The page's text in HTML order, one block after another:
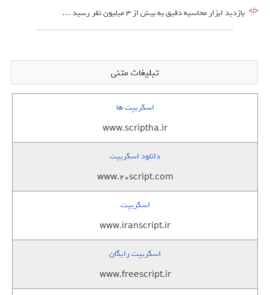
بازدید ابزار محاسبه دقیق به بیش از 3 میلیون نفر رسید …
تبلیغات متنی
اسکریپت ها
www.scriptha.ir
دانلود اسکریپت
www.20script.com
اسکریپت
www.iranscript.ir
اسکریپت رایگان
www.freescript.ir